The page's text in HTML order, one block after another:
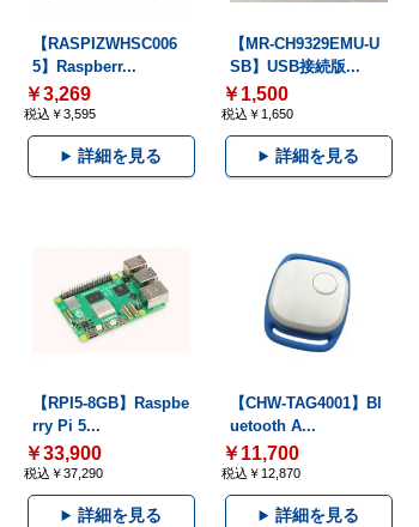
【RASPIZWHSC006
5】Raspberr...
￥3,269
税込￥3,595
詳細を見る
【MR-CH9329EMU-U
SB】USB接続版...
￥1,500
税込￥1,650
詳細を見る
【RPI5-8GB】Raspbe
rry Pi 5...
￥33,900
税込￥37,290
詳細を見る
【CHW-TAG4001】Bl
uetooth A...
￥11,700
税込￥12,870
詳細を見る